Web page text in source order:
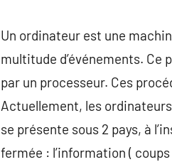
Un ordinateur est une
multitude d’événements.
par un processeur. Ces
Actuellement, les
se présente sous 2 pays, à
fermée : l’information (